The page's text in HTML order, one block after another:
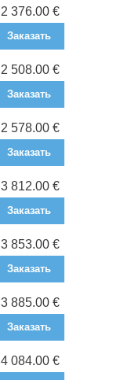
2 376.00 €
Заказать
2 508.00 €
Заказать
2 578.00 €
Заказать
3 812.00 €
Заказать
3 853.00 €
Заказать
3 885.00 €
Заказать
4 084.00 €